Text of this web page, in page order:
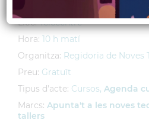
Lloc: Telecentre
Hora: 10 h matí
Organitza: Regidoria de Noves
Preu: Gratuït
Tipus d'acte: Cursos, Agenda
Marcs: Apunta't a les noves
tallers